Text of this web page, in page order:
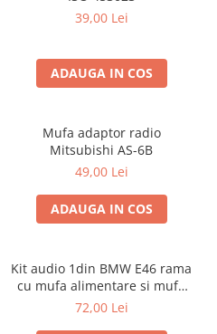
39,00 Lei
ADAUGA IN COS
Mufa adaptor radio
Mitsubishi AS-6B
49,00 Lei
ADAUGA IN COS
Kit audio 1din BMW E46 rama
cu mufa alimentare si mufa
antena
72,00 Lei